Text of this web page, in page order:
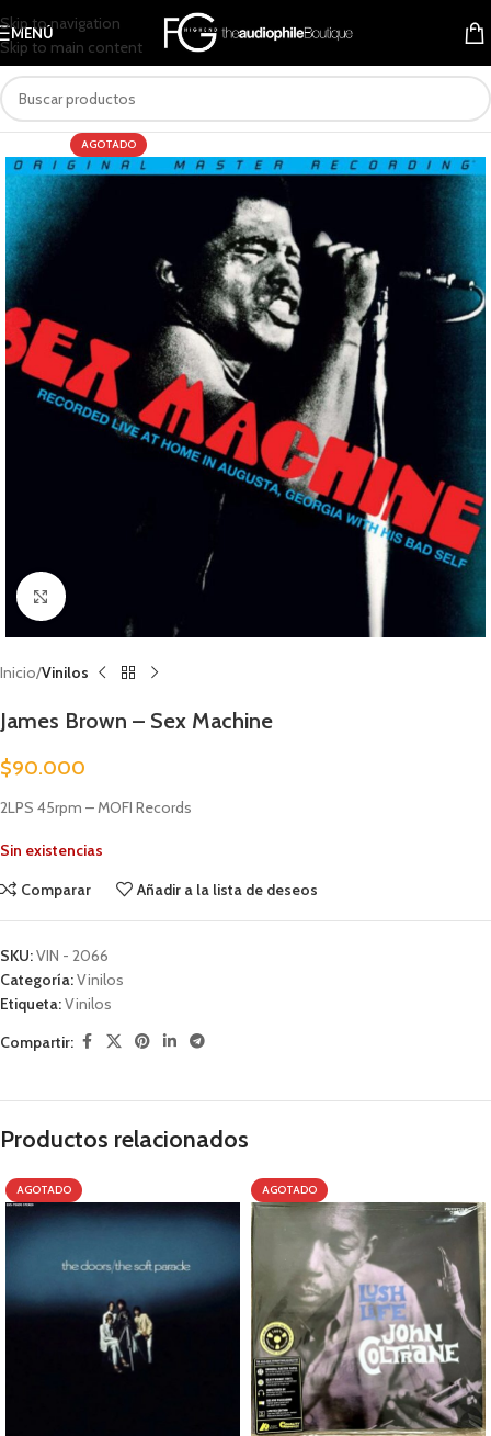
Skip to navigation
Skip to main content
MENÚ
AGOTADO
Clic para ampliar
Inicio Vinilos
James Brown – Sex Machine
$90.000
2LPS 45rpm – MOFI Records
Sin existencias
Comparar
Añadir a la lista de deseos
SKU:VIN - 2066
Categoría:Vinilos
Etiqueta:Vinilos
Compartir:
Productos relacionados
AGOTADO AGOTADO